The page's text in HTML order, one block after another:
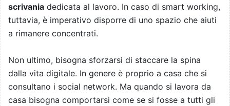
scrivania dedicata al lavoro. In caso di smart working,
tuttavia, è imperativo disporre di uno spazio che aiuti
a rimanere concentrati.
Non ultimo, bisogna sforzarsi di staccare la spina
dalla vita digitale. In genere è proprio a casa che si
consultano i social network. Ma quando si lavora da
casa bisogna comportarsi come se si fosse a tutti gli